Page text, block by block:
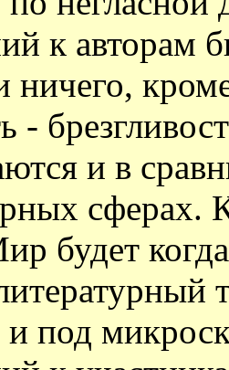
к авторам
ничего,
-
и в
сферах.
будет
и под